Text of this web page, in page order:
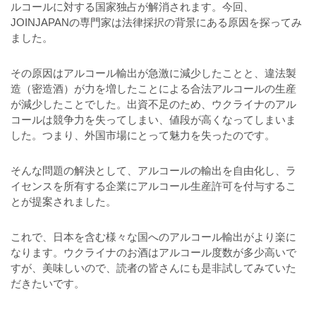
ルコールに対する国家独占が解消されます。今回、
JOINJAPANの専門家は法律採択の背景にある原因を探ってみ
ました。
その原因はアルコール輸出が急激に減少したことと、違法製
造（密造酒）が力を増したことによる合法アルコールの生産
が減少したことでした。出資不足のため、ウクライナのアル
コールは競争力を失ってしまい、値段が高くなってしまいま
した。つまり、外国市場にとって魅力を失ったのです。
そんな問題の解決として、アルコールの輸出を自由化し、ラ
イセンスを所有する企業にアルコール生産許可を付与するこ
とが提案されました。
これで、日本を含む様々な国へのアルコール輸出がより楽に
なります。ウクライナのお酒はアルコール度数が多少高いで
すが、美味しいので、読者の皆さんにも是非試してみていた
だきたいです。